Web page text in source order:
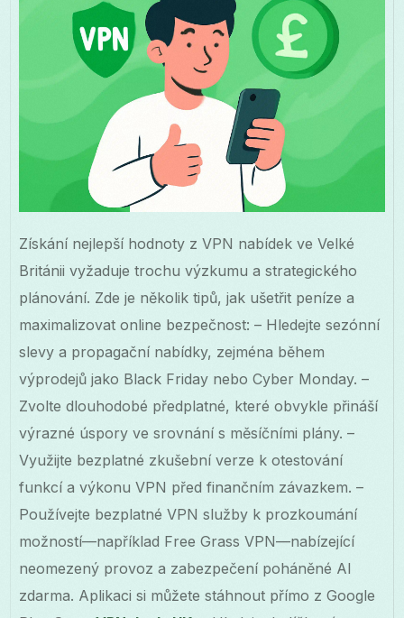
Získání nejlepší hodnoty z VPN nabídek ve Velké
Británii vyžaduje trochu výzkumu a strategického
plánování. Zde je několik tipů, jak ušetřit peníze a
maximalizovat online bezpečnost: – Hledejte sezónní
slevy a propagační nabídky, zejména během
výprodejů jako Black Friday nebo Cyber Monday. –
Zvolte dlouhodobé předplatné, které obvykle přináší
výrazné úspory ve srovnání s měsíčními plány. –
Využijte bezplatné zkušební verze k otestování
funkcí a výkonu VPN před finančním závazkem. –
Používejte bezplatné VPN služby k prozkoumání
možností—například Free Grass VPN—nabízející
neomezený provoz a zabezpečení poháněné AI
zdarma. Aplikaci si můžete stáhnout přímo z Google